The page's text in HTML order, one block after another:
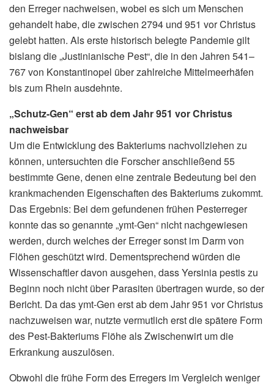
den Erreger nachweisen, wobei es sich um Menschen
gehandelt habe, die zwischen 2794 und 951 vor Christus
gelebt hatten. Als erste historisch belegte Pandemie gilt
bislang die „Justinianische Pest“, die in den Jahren 541–
767 von Konstantinopel über zahlreiche Mittelmeerhäfen
bis zum Rhein ausdehnte.
„Schutz-Gen“ erst ab dem Jahr 951 vor Christus
nachweisbar
Um die Entwicklung des Bakteriums nachvollziehen zu
können, untersuchten die Forscher anschließend 55
bestimmte Gene, denen eine zentrale Bedeutung bei den
krankmachenden Eigenschaften des Bakteriums zukommt.
Das Ergebnis: Bei dem gefundenen frühen Pesterreger
konnte das so genannte „ymt-Gen“ nicht nachgewiesen
werden, durch welches der Erreger sonst im Darm von
Flöhen geschützt wird. Dementsprechend würden die
Wissenschaftler davon ausgehen, dass Yersinia pestis zu
Beginn noch nicht über Parasiten übertragen wurde, so der
Bericht. Da das ymt-Gen erst ab dem Jahr 951 vor Christus
nachzuweisen war, nutzte vermutlich erst die spätere Form
des Pest-Bakteriums Flöhe als Zwischenwirt um die
Erkrankung auszulösen.
Obwohl die frühe Form des Erregers im Vergleich weniger